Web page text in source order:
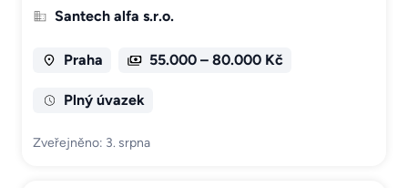
Santech alfa s.r.o.
Praha 55.000 – 80.000 Kč
Plný úvazek
Zveřejněno: 3. srpna